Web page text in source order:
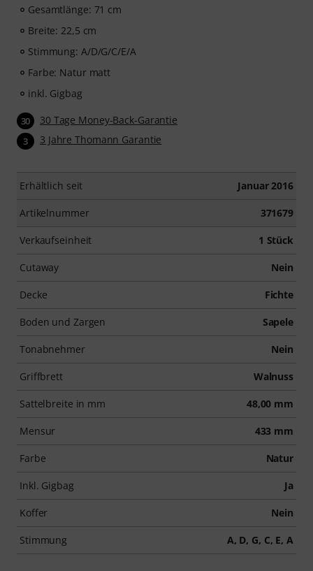
Gesamtlänge: 71 cm
Breite: 22,5 cm
Stimmung: A/D/G/C/E/A
Farbe: Natur matt
inkl. Gigbag
30 30 Tage Money-Back-Garantie
3 3 Jahre Thomann Garantie
Erhältlich seit Januar 2016
Artikelnummer 371679
Verkaufseinheit 1 Stück
Cutaway Nein
Decke Fichte
Boden und Zargen Sapele
Tonabnehmer Nein
Griffbrett Walnuss
Sattelbreite in mm 48,00 mm
Mensur 433 mm
Farbe Natur
Inkl. Gigbag Ja
Koffer Nein
Stimmung A, D, G, C, E, A